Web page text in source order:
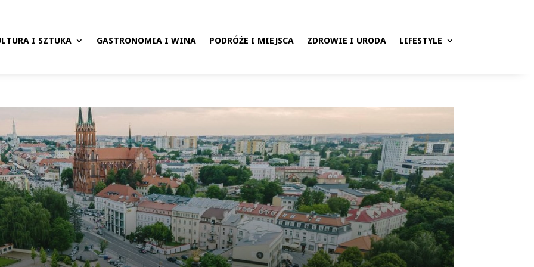
I SZTUKA GASTRONOMIA I WINA PODRÓŻE I MIEJSCA ZDROWIE I URODA LIFESTYLE